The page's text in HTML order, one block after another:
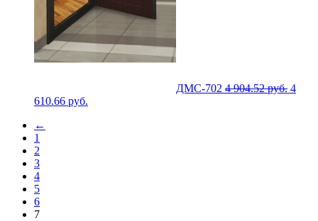
ДМС-702 4 904.52руб. 4
610.66 руб.
←
1
2
3
4
5
6
7